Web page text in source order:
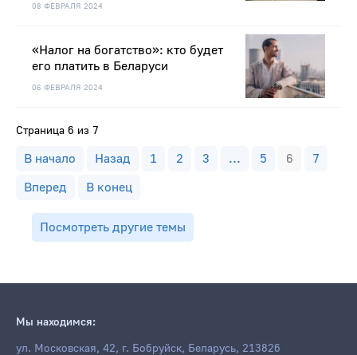
08 ФЕВРАЛЯ 2024
06 ФЕВРАЛЯ 2024
«Налог на богатство»: кто будет
его платить в Беларуси
Страница 6 из 7
В начало Назад 1 2 3 ... 5 6
7
Вперед
В конец
Посмотреть другие темы
Мы находимся:
ул. Московская, 42, г. Бобруйск, Беларусь, 213826